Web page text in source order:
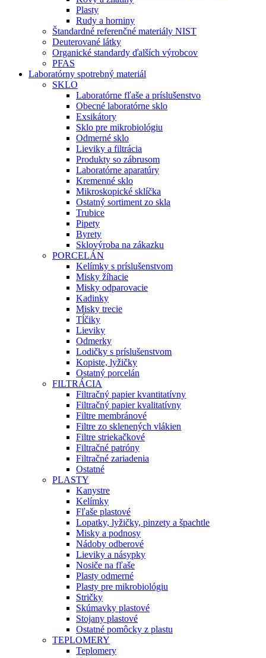
Plasty
Rudy a horniny
Štandardné referenčné materiály NIST
Deuterované látky
Organické standardy ďalších výrobcov
PFAS
Laboratórny spotrebný materiál
SKLO
Laboratórne fľaše a príslušenstvo
Obecné laboratórne sklo
Exsikátory
Sklo pre mikrobiológiu
Odmerné sklo
Lieviky a filtrácia
Produkty so zábrusom
Laboratórne aparatúry
Kremenné sklo
Mikroskopické sklíčka
Ostatný sortiment zo skla
Trubice
Pipety
Byrety
Sklovýroba na zákazku
PORCELÁN
Kelímky s príslušenstvom
Misky žíhacie
Misky odparovacie
Kadinky
Misky trecie
Tĺčiky
Lieviky
Odmerky
Lodičky s príslušenstvom
Kopiste, lyžičky
Ostatný porcelán
FILTRÁCIA
Filtračný papier kvantitatívny
Filtračný papier kvalitatívny
Filtre membránové
Filtre zo sklenených vlákien
Filtre striekačkové
Filtračné patróny
Filtračné zariadenia
Ostatné
PLASTY
Kanystre
Kelímky
Fľaše plastové
Lopatky, lyžičky, pinzety a špachtle
Misky a podnosy
Nádoby odberové
Lieviky a násypky
Nosiče na fľaše
Plasty odmerné
Plasty pre mikrobiológiu
Stričky
Skúmavky plastové
Stojany plastové
Ostatné pomôcky z plastu
TEPLOMERY
Teplomery